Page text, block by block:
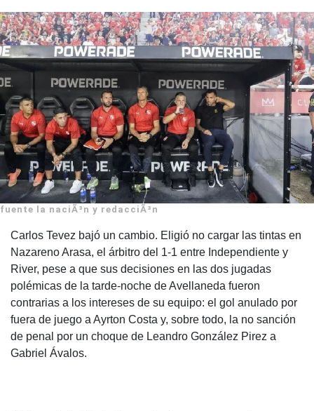
fuente la naciÃ³n y redacciÃ³n
Carlos Tevez bajó un cambio. Eligió no cargar las tintas en
Nazareno Arasa, el árbitro del 1-1 entre Independiente y
River, pese a que sus decisiones en las dos jugadas
polémicas de la tarde-noche de Avellaneda fueron
contrarias a los intereses de su equipo: el gol anulado por
fuera de juego a Ayrton Costa y, sobre todo, la no sanción
de penal por un choque de Leandro González Pirez a
Gabriel Ávalos.